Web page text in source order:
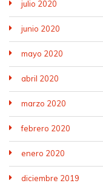
julio 2020
junio 2020
mayo 2020
abril 2020
marzo 2020
febrero 2020
enero 2020
diciembre 2019